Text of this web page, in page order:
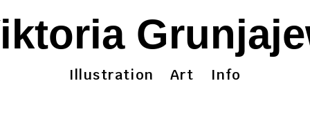
Illustration Art Info